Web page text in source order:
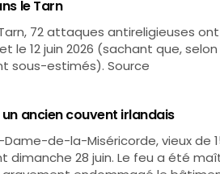
le Tarn
72 attaques antireligieuses
et le 12 juin 2026 (sachant que,
sous-estimés). Source
ancien couvent irlandais
Dame-de-la-Miséricorde, vieux de
28 juin. Le feu a été